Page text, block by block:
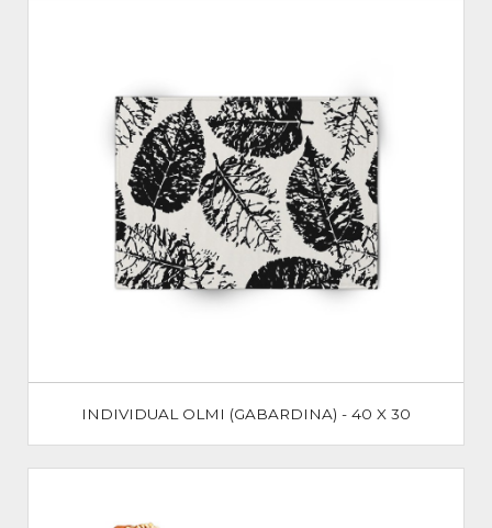
INDIVIDUAL OLMI (GABARDINA) - 40 X 30